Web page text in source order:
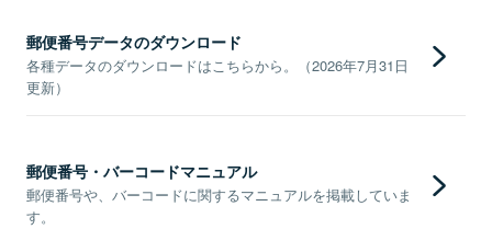
郵便番号データのダウンロード
各種データのダウンロードはこちらから。（2026年7月31日
更新）
郵便番号・バーコードマニュアル
郵便番号や、バーコードに関するマニュアルを掲載していま
す。